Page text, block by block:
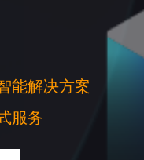
能解决方案
服务